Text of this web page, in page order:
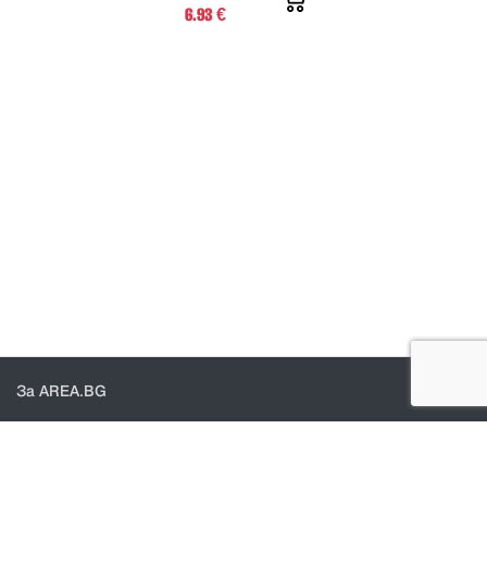
6.93 €
За AREA.BG